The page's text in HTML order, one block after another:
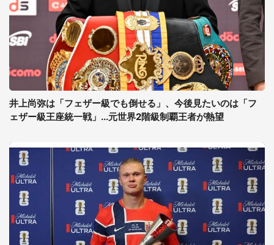
井上尚弥は「フェザー級でも倒せる」、今後見たいのは「フ
ェザー級王座統一戦」...元世界2階級制覇王者が熱望